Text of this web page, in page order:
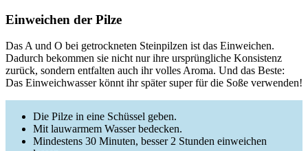
Einweichen der Pilze
Das A und O bei getrockneten Steinpilzen ist das Einweichen.
Dadurch bekommen sie nicht nur ihre ursprüngliche Konsistenz
zurück, sondern entfalten auch ihr volles Aroma. Und das Beste:
Das Einweichwasser könnt ihr später super für die Soße verwenden!
Die Pilze in eine Schüssel geben.
Mit lauwarmem Wasser bedecken.
Mindestens 30 Minuten, besser 2 Stunden einweichen